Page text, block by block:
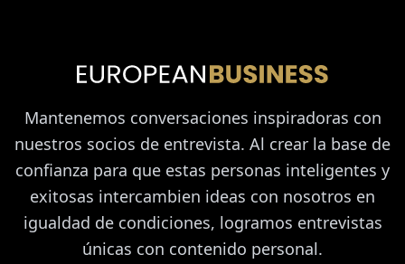
Mantenemos conversaciones inspiradoras con
nuestros socios de entrevista. Al crear la base de
confianza para que estas personas inteligentes y
exitosas intercambien ideas con nosotros en
igualdad de condiciones, logramos entrevistas
únicas con contenido personal.